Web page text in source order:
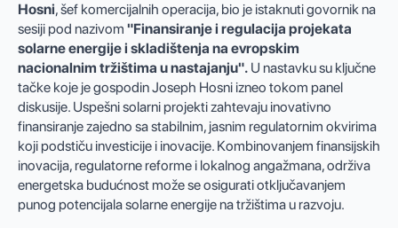
Hosni, šef komercijalnih operacija, bio je istaknuti govornik na
sesiji pod nazivom "Finansiranje i regulacija projekata
solarne energije i skladištenja na evropskim
nacionalnim tržištima u nastajanju". U nastavku su ključne
tačke koje je gospodin Joseph Hosni izneo tokom panel
diskusije. Uspešni solarni projekti zahtevaju inovativno
finansiranje zajedno sa stabilnim, jasnim regulatornim okvirima
koji podstiču investicije i inovacije. Kombinovanjem finansijskih
inovacija, regulatorne reforme i lokalnog angažmana, održiva
energetska budućnost može se osigurati otključavanjem
punog potencijala solarne energije na tržištima u razvoju.